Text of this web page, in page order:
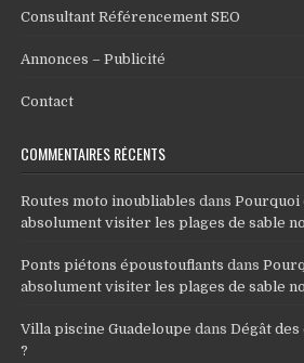
Consultant Référencement SEO
Annonces – Publicité
Contact
COMMENTAIRES RÉCENTS
Routes moto inoubliables dansPourquoi
absolument visiter les plages de sable
Ponts piétons époustouflants dans
absolument visiter les plages de sable
Villa piscine Guadeloupe dansDégât des
?